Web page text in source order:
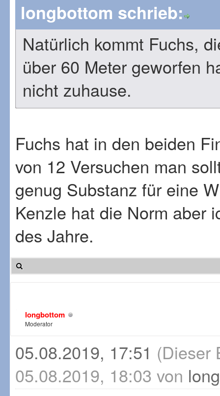
longbottom schrieb:
Natürlich kommt Fuchs,
über 60 Meter geworfen
nicht zuhause.
Fuchs hat in den beiden
von 12 Versuchen man
genug Substanz für eine
Kenzle hat die Norm aber
des Jahre.
longbottom
Moderator
05.08.2019, 17:51 (Dieser
05.08.2019, 18:03 von